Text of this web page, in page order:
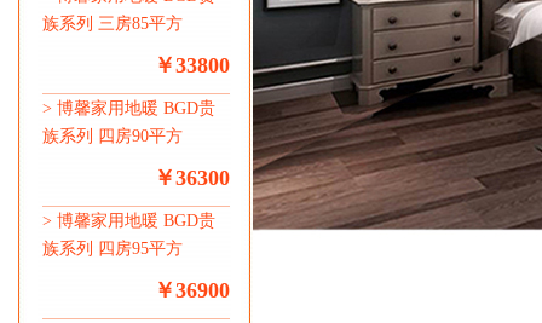
族系列 三房85平方
￥33800
> 博馨家用地暖 BGD贵
族系列 四房90平方
￥36300
> 博馨家用地暖 BGD贵
族系列 四房95平方
￥36900